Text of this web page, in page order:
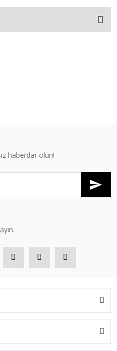
haberdar olun!